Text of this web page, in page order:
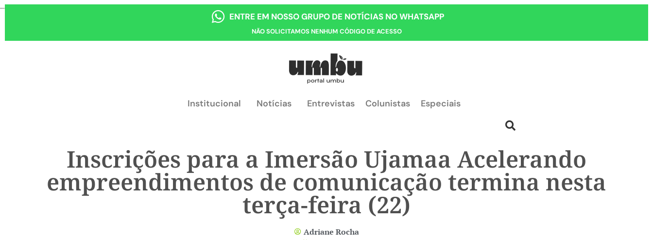
...
ENTRE EM NOSSO GRUPO DE NOTÍCIAS NO WHATSAPP
NÃO SOLICITAMOS NENHUM CÓDIGO DE ACESSO
Institucional Notícias Entrevistas Colunistas Especiais
Inscrições para a Imersão Ujamaa Acelerando
empreendimentos de comunicação termina nesta
terça-feira (22)
Adriane Rocha